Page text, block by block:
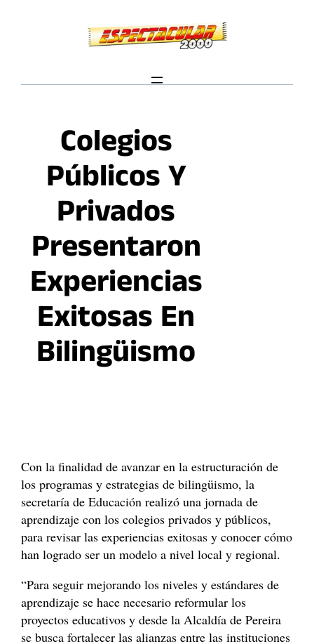
Colegios
Públicos Y
Privados
Presentaron
Experiencias
Exitosas En
Bilingüismo
Con la finalidad de avanzar en la estructuración de
los programas y estrategias de bilingüismo, la
secretaría de Educación realizó una jornada de
aprendizaje con los colegios privados y públicos,
para revisar las experiencias exitosas y conocer cómo
han logrado ser un modelo a nivel local y regional.
“Para seguir mejorando los niveles y estándares de
aprendizaje se hace necesario reformular los
proyectos educativos y desde la Alcaldía de Pereira
se busca fortalecer las alianzas entre las instituciones